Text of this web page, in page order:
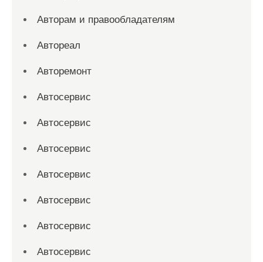
Авторам и правообладателям
Автореал
Авторемонт
Автосервис
Автосервис
Автосервис
Автосервис
Автосервис
Автосервис
Автосервис